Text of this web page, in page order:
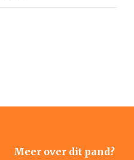
Meer over dit pand?